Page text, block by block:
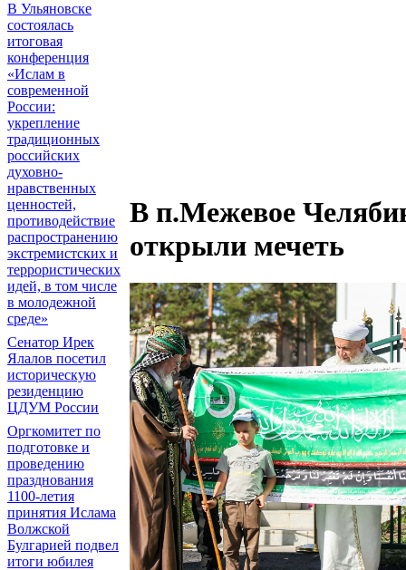
В Ульяновске
состоялась
итоговая
конференция
«Ислам в
современной
России:
укрепление
традиционных
российских
духовно-
нравственных
ценностей,
противодействие
распространению
экстремистских и
террористических
идей, в том числе
в молодежной
среде»
Сенатор Ирек
Ялалов посетил
историческую
резиденцию
ЦДУМ России
Оргкомитет по
подготовке и
проведению
празднования
1100-летия
принятия Ислама
Волжской
Булгарией подвел
итоги юбилея
В п.Межевое
открыли мечеть